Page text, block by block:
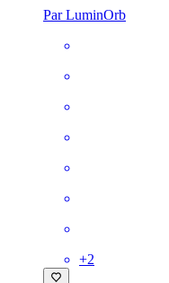
Par LuminOrb
+2